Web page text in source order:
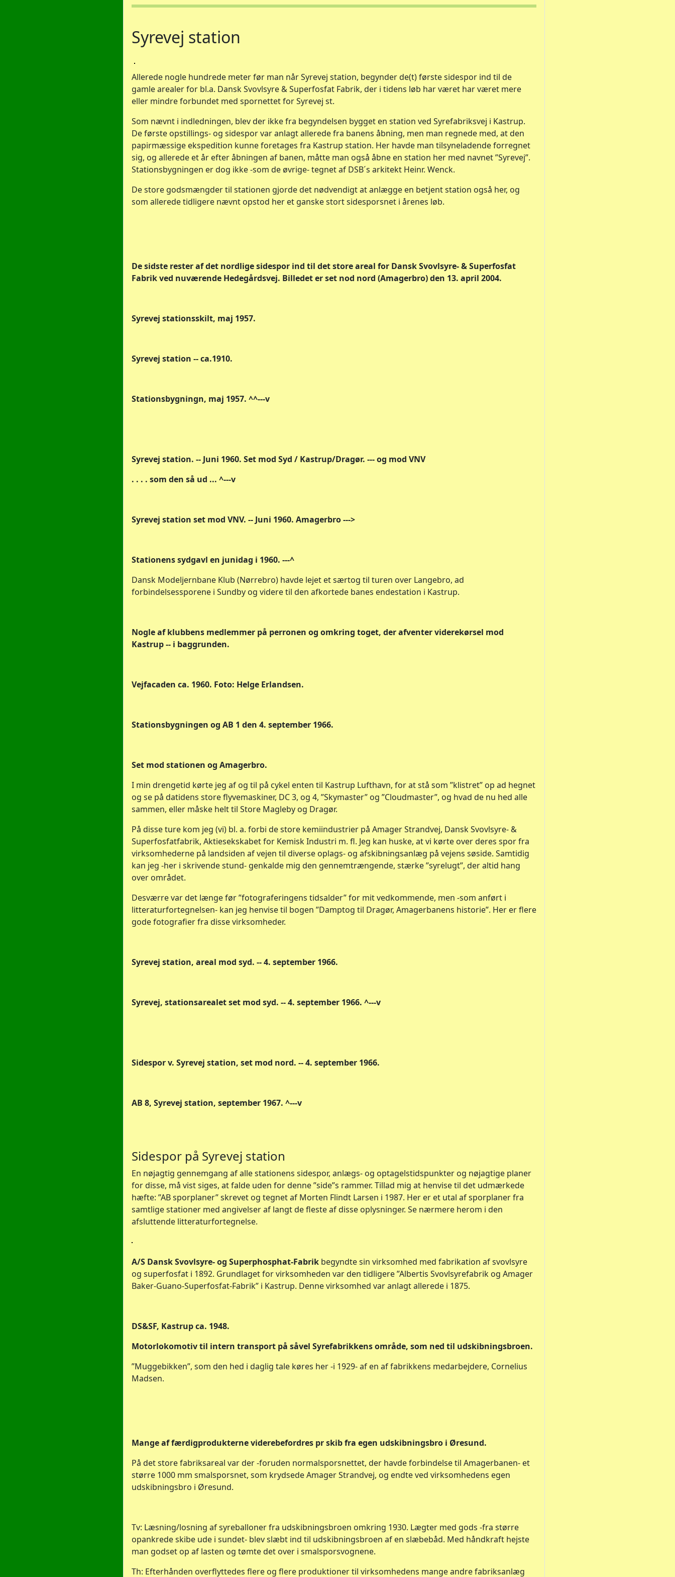
Syrevej station
Allerede nogle hundrede meter før man når Syrevej station, begynder de(t) første sidespor ind til de
gamle arealer for bl.a. Dansk Svovlsyre & Superfosfat Fabrik, der i tidens løb har været har været mere
eller mindre forbundet med spornettet for Syrevej st.
Som nævnt i indledningen, blev der ikke fra begyndelsen bygget en station ved Syrefabriksvej i Kastrup.
De første opstillings- og sidespor var anlagt allerede fra banens åbning, men man regnede med, at den
papirmæssige ekspedition kunne foretages fra Kastrup station. Her havde man tilsyneladende forregnet
sig, og allerede et år efter åbningen af banen, måtte man også åbne en station her med navnet ”Syrevej”.
Stationsbygningen er dog ikke -som de øvrige- tegnet af DSB´s arkitekt Heinr. Wenck.
De store godsmængder til stationen gjorde det nødvendigt at anlægge en betjent station også her, og
som allerede tidligere nævnt opstod her et ganske stort sidesporsnet i årenes løb.
De sidste rester af det nordlige sidespor ind til det store areal for Dansk Svovlsyre- & Superfosfat
Fabrik ved nuværende Hedegårdsvej. Billedet er set nod nord (Amagerbro) den 13. april 2004.
Syrevej stationsskilt, maj 1957.
Syrevej station -- ca.1910.
Stationsbygningn, maj 1957. ^^---v
Syrevej station. -- Juni 1960. Set mod Syd / Kastrup/Dragør. --- og mod VNV
. . . . som den så ud ... ^---v
Syrevej station set mod VNV. -- Juni 1960. Amagerbro --->
Stationens sydgavl en junidag i 1960. ---^
Dansk Modeljernbane Klub (Nørrebro) havde lejet et særtog til turen over Langebro, ad
forbindelsessporene i Sundby og videre til den afkortede banes endestation i Kastrup.
Nogle af klubbens medlemmer på perronen og omkring toget, der afventer viderekørsel mod
Kastrup -- i baggrunden.
Vejfacaden ca. 1960. Foto: Helge Erlandsen.
Stationsbygningen og AB 1 den 4. september 1966.
Set mod stationen og Amagerbro.
I min drengetid kørte jeg af og til på cykel enten til Kastrup Lufthavn, for at stå som ”klistret” op ad hegnet
og se på datidens store flyvemaskiner, DC 3, og 4, ”Skymaster” og ”Cloudmaster”, og hvad de nu hed alle
sammen, eller måske helt til Store Magleby og Dragør.
På disse ture kom jeg (vi) bl. a. forbi de store kemiindustrier på Amager Strandvej, Dansk Svovlsyre- &
Superfosfatfabrik, Aktiesekskabet for Kemisk Industri m. fl. Jeg kan huske, at vi kørte over deres spor fra
virksomhederne på landsiden af vejen til diverse oplags- og afskibningsanlæg på vejens søside. Samtidig
kan jeg -her i skrivende stund- genkalde mig den gennemtrængende, stærke ”syrelugt”, der altid hang
over området.
Desværre var det længe før ”fotograferingens tidsalder” for mit vedkommende, men -som anført i
litteraturfortegnelsen- kan jeg henvise til bogen ”Damptog til Dragør, Amagerbanens historie”. Her er flere
gode fotografier fra disse virksomheder.
Syrevej station, areal mod syd. -- 4. september 1966.
Syrevej, stationsarealet set mod syd. -- 4. september 1966. ^---v
Sidespor v. Syrevej station, set mod nord. -- 4. september 1966.
AB 8, Syrevej station, september 1967. ^---v
Sidespor på Syrevej station
En nøjagtig gennemgang af alle stationens sidespor, anlægs- og optagelstidspunkter og nøjagtige planer
for disse, må vist siges, at falde uden for denne ”side”s rammer. Tillad mig at henvise til det udmærkede
hæfte: ”AB sporplaner” skrevet og tegnet af Morten Flindt Larsen i 1987. Her er et utal af sporplaner fra
samtlige stationer med angivelser af langt de fleste af disse oplysninger. Se nærmere herom i den
afsluttende litteraturfortegnelse.
A/S Dansk Svovlsyre- og Superphosphat-Fabrik begyndte sin virksomhed med fabrikation af svovlsyre
og superfosfat i 1892. Grundlaget for virksomheden var den tidligere ”Albertis Svovlsyrefabrik og Amager
Baker-Guano-Superfosfat-Fabrik” i Kastrup. Denne virksomhed var anlagt allerede i 1875.
DS&SF, Kastrup ca. 1948.
Motorlokomotiv til intern transport på såvel Syrefabrikkens område, som ned til udskibningsbroen.
”Muggebikken”, som den hed i daglig tale køres her -i 1929- af en af fabrikkens medarbejdere, Cornelius
Madsen.
Mange af færdigprodukterne viderebefordres pr skib fra egen udskibningsbro i Øresund.
På det store fabriksareal var der -foruden normalsporsnettet, der havde forbindelse til Amagerbanen- et
større 1000 mm smalsporsnet, som krydsede Amager Strandvej, og endte ved virksomhedens egen
udskibningsbro i Øresund.
Tv: Læsning/losning af syreballoner fra udskibningsbroen omkring 1930. Lægter med gods -fra større
opankrede skibe ude i sundet- blev slæbt ind til udskibningsbroen af en slæbebåd. Med håndkraft hejste
man godset op af lasten og tømte det over i smalsporsvognene.
Th: Efterhånden overflyttedes flere og flere produktioner til virksomhedens mange andre fabriksanlæg